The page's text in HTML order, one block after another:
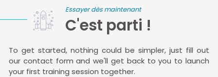
Essayer dès maintenant
C'est parti !
To get started, nothing could be simpler, just fill out
our contact form and we'll get back to you to launch
your first training session together.